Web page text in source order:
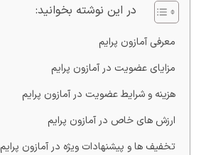
در این نوشته بخوانید:
معرفی آمازون پرایم
مزایای عضویت در آمازون پرایم
هزینه و شرایط عضویت در آمازون پرایم
ارزش های خاص در آمازون پرایم
تخفیف ها و پیشنهادات ویژه در آمازون پرایم